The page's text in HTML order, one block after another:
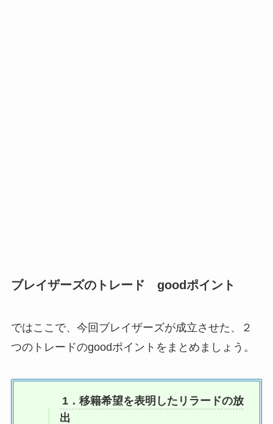
ブレイザーズのトレード goodポイント
ではここで、今回ブレイザーズが成立させた、２
つのトレードのgoodポイントをまとめましょう。
1．移籍希望を表明したリラードの放
出